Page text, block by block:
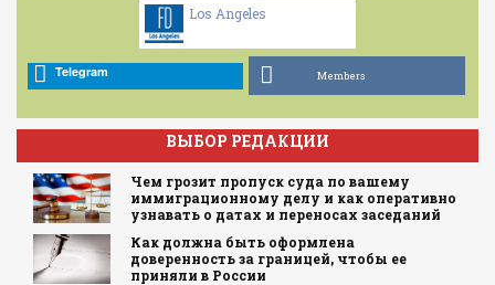
Los Angeles
Telegram Members
ВЫБОР РЕДАКЦИИ
Чем грозит пропуск суда по вашему
иммиграционному делу и как оперативно
узнавать о датах и переносах заседаний
Как должна быть оформлена
доверенность за границей, чтобы ее
приняли в России